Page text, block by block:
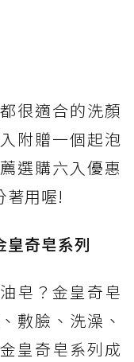
很適合的洗顏
附贈一個起泡
選購六入優惠
著用喔!
奇皂系列
皂？金皇奇皂
敷臉、洗澡、
皇奇皂系列成